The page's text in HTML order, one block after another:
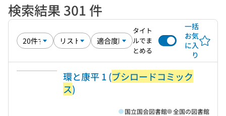
検索結果 301 件
タイト
ルでま
とめる
一括
お気
に入
り
環と康平 1 (ブシロードコミック
ス)
国立国会図書館 全国の図書館